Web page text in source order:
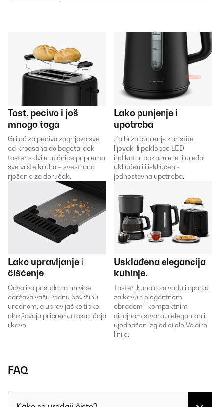
Tost, pecivo i još
mnogo toga
Grijač za peciva zagrijava sve,
od kroasana do bageta, dok
toster s dvije utičnice priprema
sve vrste kruha – svestrano
rješenje za doručak.
Lako punjenje i
upotreba
Za brzo punjenje koristite
lijevak ili poklopac LED
indikator pokazuje je li uređaj
uključen ili isključen -
jednostavna upotreba.
Lako upravljanje i
čišćenje
Odvojiva posuda za mrvice
održava vašu radnu površinu
urednom, a upravljačke tipke
olakšavaju pripremu tosta, čaja
i kave.
Usklađena elegancija
kuhinje.
Toster, kuhalo za vodu i aparat
za kavu s elegantnom
obradom i kompaktnim
dizajnom stvaraju elegantan i
ujednačen izgled cijele Velaire
linije.
FAQ